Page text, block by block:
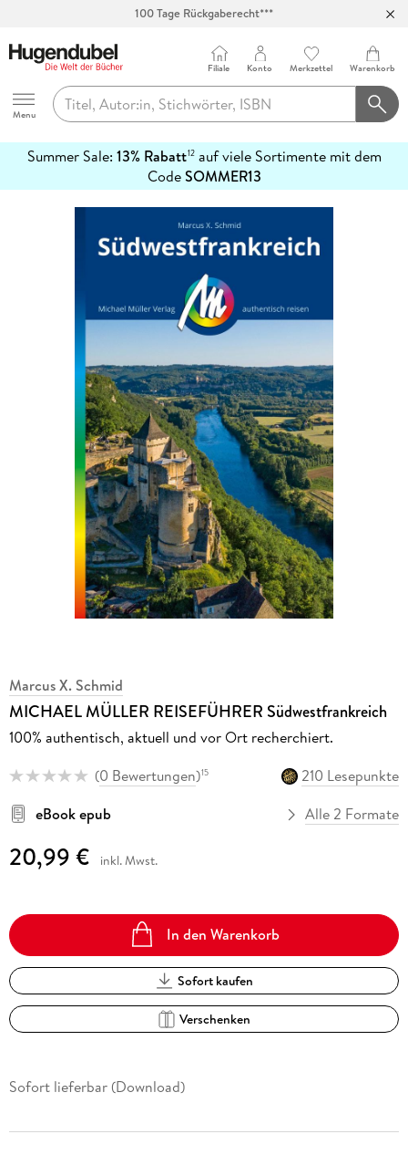
100 Tage Rückgaberecht***
Hugendubel
Menu
Filiale Konto Merkzettel Warenkorb
Summer Sale: 13% Rabatt12auf viele Sortimente mit dem
CodeSOMMER13
erfahren
Marcus X. Schmid
MICHAEL MÜLLER REISEFÜHRER Südwestfrankreich
100% authentisch, aktuell und vor Ort recherchiert.
(0 Bewertungen)15
210 Lesepunkte
eBook epub
Alle 2 Formate
20,99 € inkl. Mwst.
In den Warenkorb
Sofort kaufen
Verschenken
Sofort lieferbar (Download)